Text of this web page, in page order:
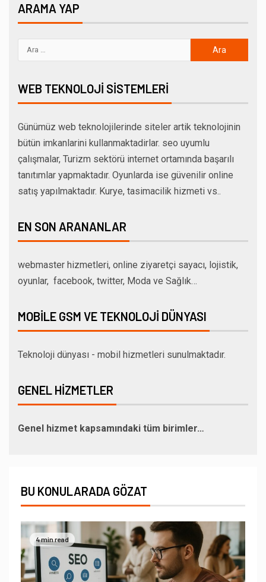
ARAMA YAP
WEB TEKNOLOJI SISTEMLERI
Günümüz web teknolojilerinde siteler artik teknolojinin
bütün imkanlarini kullanmaktadirlar. seo uyumlu
çalışmalar, Turizm sektörü internet ortamında başarılı
tanıtımlar yapmaktadır. Oyunlarda ise güvenilir online
satış yapılmaktadır. Kurye, tasimacilik hizmeti vs..
EN SON ARANANLAR
webmaster hizmetleri, online ziyaretçi sayacı, lojistik,
oyunlar, facebook, twitter, Moda ve Sağlık…
MOBILE GSM VE TEKNOLOJI DÜNYASI
Teknoloji dünyası - mobil hizmetleri sunulmaktadır.
GENEL HIZMETLER
Genel hizmet kapsamındaki tüm birimler…
BU KONULARADA GÖZAT
4 min read